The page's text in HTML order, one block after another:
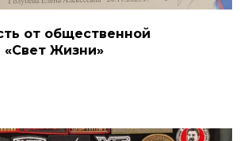
от общественной
«Свет Жизни»